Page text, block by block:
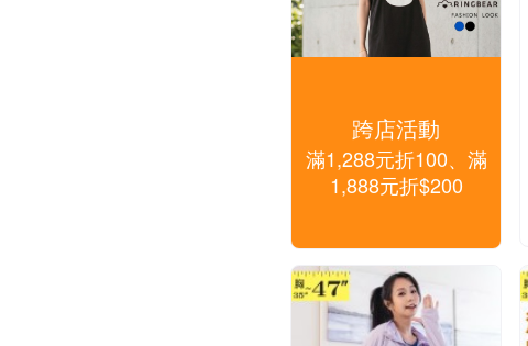
跨店活動
滿1,288元折100、滿
1,888元折$200